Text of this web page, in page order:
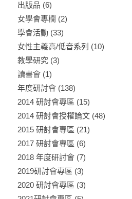
出版品 (6)
女學會專欄 (2)
學會活動 (33)
女性主義高/低音系列 (10)
教學研究(3)
讀書會(1)
年度研討會(138)
2014 研討會專區 (15)
2014 研討會授權論文(48)
2015 研討會專區 (21)
2017 研討會專區 (6)
2018 年度研討會(7)
2019研討會專區 (3)
2020 研討會專區 (3)